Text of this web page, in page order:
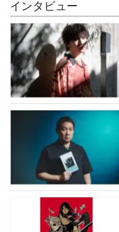
インタビュー